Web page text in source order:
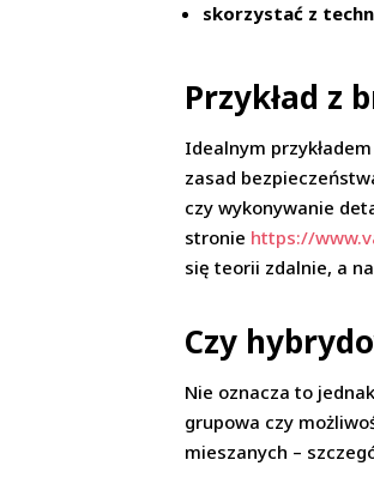
skorzystać z
Przykład z
Idealnym
zasad
czy wykonywanie
stronie https://
się teorii zdalnie, a
Czy
Nie oznacza to
grupowa czy
mieszanych –